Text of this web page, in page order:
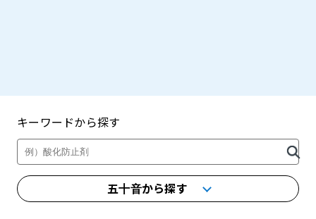
キーワードから探す
五十音から探す